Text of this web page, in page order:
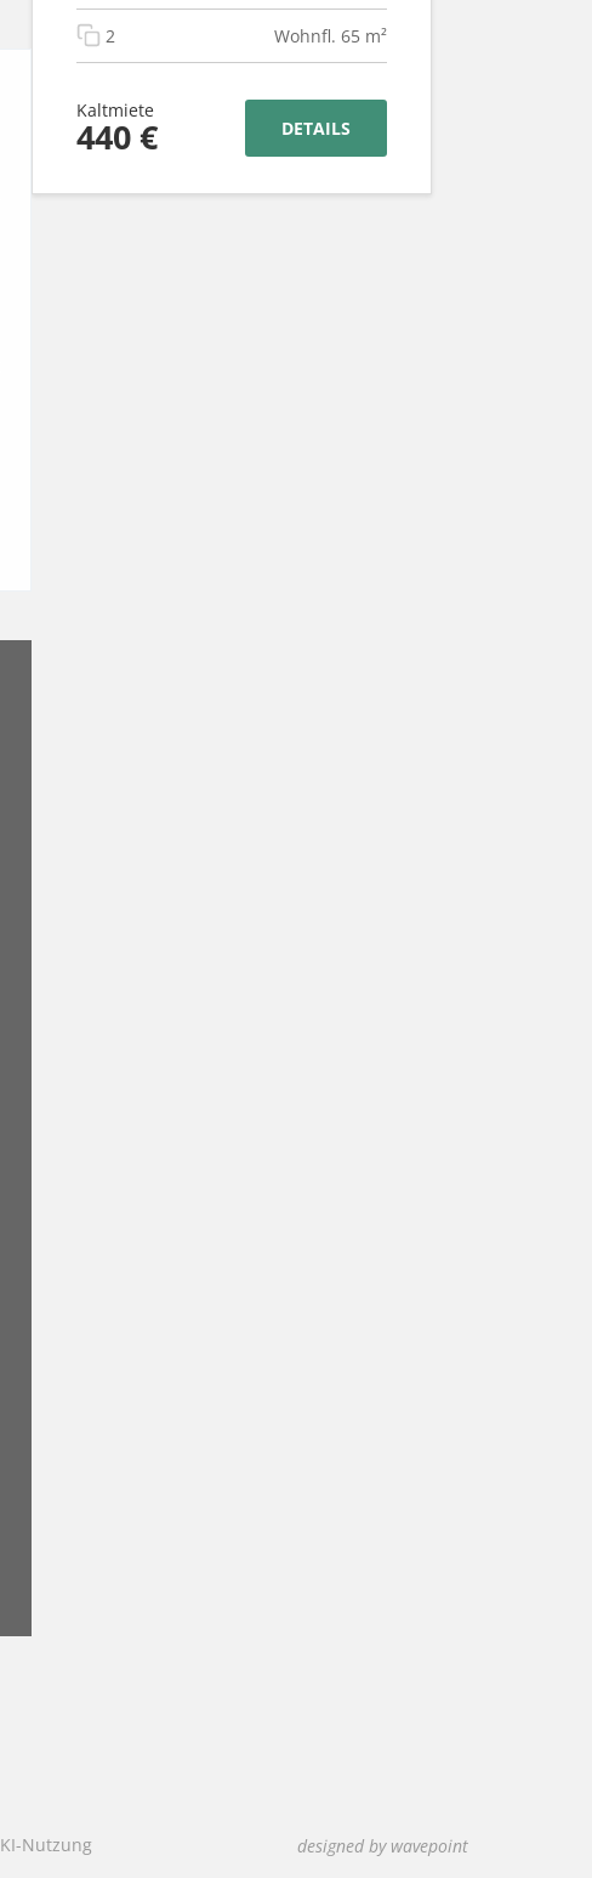
KI-Nutzung designed by wavepoint
2 Wohnfl. 65 m²
Kaltmiete
440 € DETAILS